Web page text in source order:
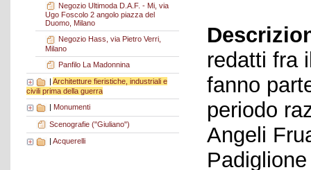
Negozio Ultimoda D.A.F. - Mi, via
Ugo Foscolo 2 angolo piazza del
Duomo, Milano
Negozio Hass, via Pietro Verri,
Milano
Panfilo La Madonnina
Architetture fieristiche, industriali e
civili prima della guerra
| Monumenti
Scenografie ("Giuliano")
| Acquerelli
redatti fra
fanno
periodo
Angeli